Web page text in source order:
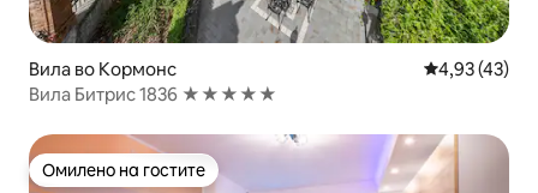
Вила во Кормонс Просечна
4,93 (43)
Вила Битрис 1836 ★★★★★
Омилено на гостите
Омилено на гостите